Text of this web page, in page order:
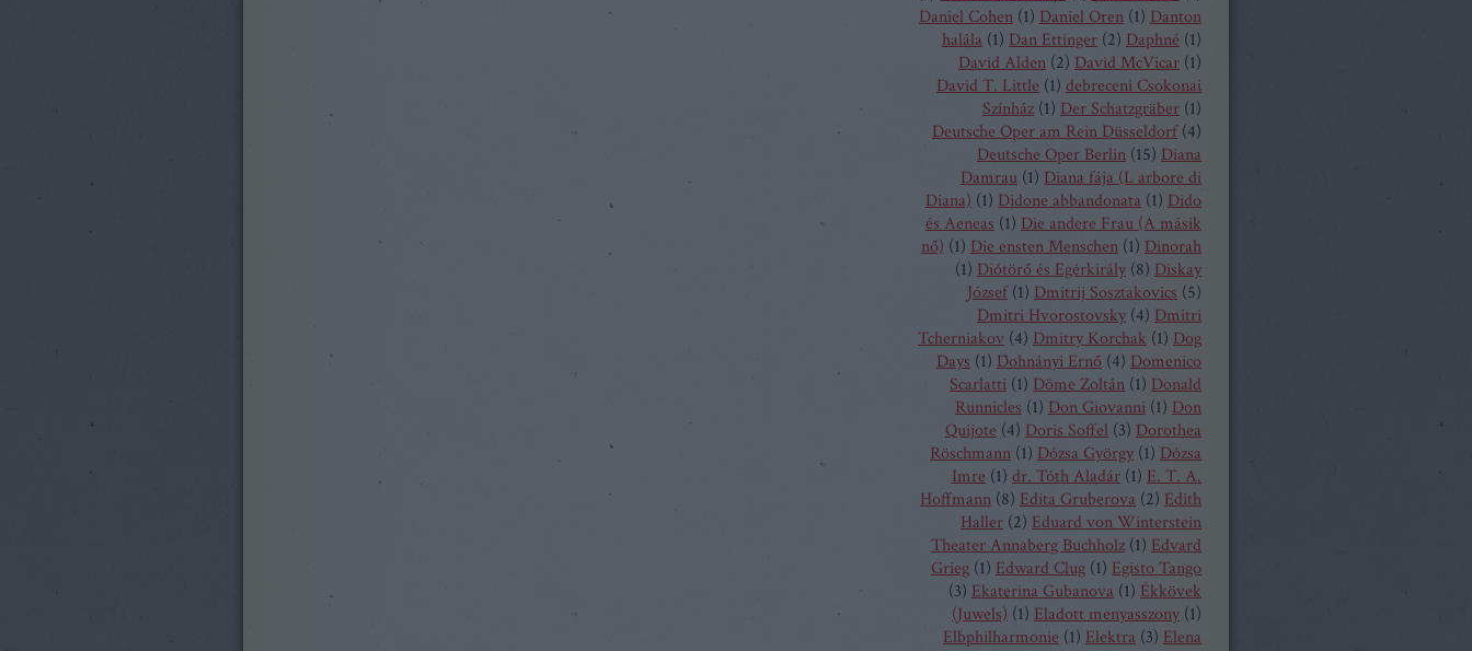
Daniel Cohen (1) Daniel Oren (1) Danton
halála (1) Dan Ettinger (2) Daphné (1)
David Alden (2) David McVicar (1)
David T. Little (1) debreceni Csokonai
Színház (1) Der Schatzgräber (1)
Deutsche Oper am Rein Düsseldorf (4)
Deutsche Oper Berlin (15) Diana
Damrau (1) Diana fája (L arbore di
Diana) (1) Didone abbandonata (1) Dido
és Aeneas (1) Die andere Frau (A másik
nő) (1) Die ensten Menschen (1) Dinorah
(1) Diótörő és Egérkirály (8) Diskay
József (1) Dmitrij Sosztakovics (5)
Dmitri Hvorostovsky (4) Dmitri
Tcherniakov (4) Dmitry Korchak (1) Dog
Days (1) Dohnányi Ernő (4) Domenico
Scarlatti (1) Döme Zoltán (1) Donald
Runnicles (1) Don Giovanni (1) Don
Quijote (4) Doris Soffel (3) Dorothea
Röschmann (1) Dózsa György (1) Dózsa
Imre (1) dr. Tóth Aladár (1) E. T. A.
Hoffmann (8) Edita Gruberova (2) Edith
Haller (2) Eduard von Winterstein
Theater Annaberg Buchholz (1) Edvard
Grieg (1) Edward Clug (1) Egisto Tango
(3) Ekaterina Gubanova (1) Ékkövek
(Juwels) (1) Eladott menyasszony (1)
Elbphilharmonie (1) Elektra (3) Elena